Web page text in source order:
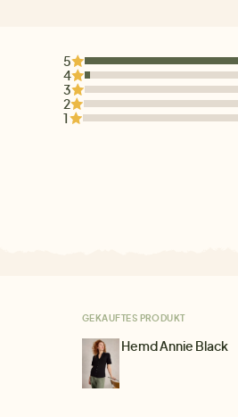
5
4
3
2
1
GEKAUFTES PRODUKT
Hemd Annie Black